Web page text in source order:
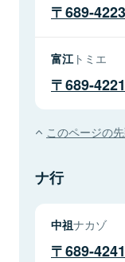
689-4223
富江 トミエ
689-4221
このページの
ナ行
中祖ナカゾ
689-4241